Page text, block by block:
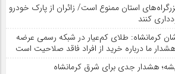
استان ممنوع است/ زائران از پارک خودرو
کنند
کرمانشاه: طلای کم‌عیار در شبکه رسمی عرضه
ما درباره خرید از افراد فاقد صلاحیت است
هشدار جدی برای شرق کرمانشاه